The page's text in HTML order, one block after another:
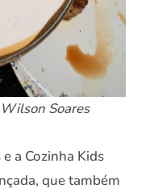
Soares
a Cozinha Kids
que também